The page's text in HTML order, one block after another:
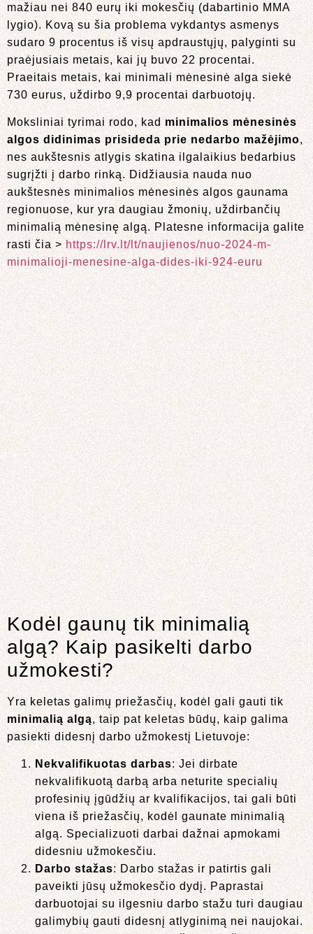
mažiau nei 840 eurų iki mokesčių (dabartinio MMA
lygio). Kovą su šia problema vykdantys asmenys
sudaro 9 procentus iš visų apdraustųjų, palyginti su
praėjusiais metais, kai jų buvo 22 procentai.
Praeitais metais, kai minimali mėnesinė alga siekė
730 eurus, uždirbo 9,9 procentai darbuotojų.
Moksliniai tyrimai rodo, kad minimalios mėnesinės
algos didinimas prisideda prie nedarbo mažėjimo,
nes aukštesnis atlygis skatina ilgalaikius bedarbius
sugrįžti į darbo rinką. Didžiausia nauda nuo
aukštesnės minimalios mėnesinės algos gaunama
regionuose, kur yra daugiau žmonių, uždirbančių
minimalią mėnesinę algą. Platesne informacija galite
rasti čia > https://lrv.lt/lt/naujienos/nuo-2024-m-
minimalioji-menesine-alga-dides-iki-924-euru
Kodėl gaunų tik minimalią
algą? Kaip pasikelti darbo
užmokesti?
Yra keletas galimų priežasčių, kodėl gali gauti tik
minimalią algą, taip pat keletas būdų, kaip galima
pasiekti didesnį darbo užmokestį Lietuvoje:
Nekvalifikuotas darbas: Jei dirbate
nekvalifikuotą darbą arba neturite specialių
profesinių įgūdžių ar kvalifikacijos, tai gali būti
viena iš priežasčių, kodėl gaunate minimalią
algą. Specializuoti darbai dažnai apmokami
didesniu užmokesčiu.
Darbo stažas: Darbo stažas ir patirtis gali
paveikti jūsų užmokesčio dydį. Paprastai
darbuotojai su ilgesniu darbo stažu turi daugiau
galimybių gauti didesnį atlyginimą nei naujokai.